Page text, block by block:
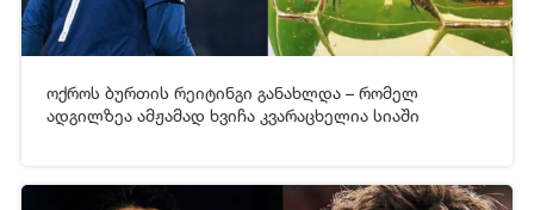
[xfgiven_video2][/xfgiven_video2]
ოქროს ბურთის რეიტინგი განახლდა – რომელ
ადგილზეა ამჟამად ხვიჩა კვარაცხელია სიაში